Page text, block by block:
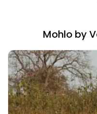
Mohlo by